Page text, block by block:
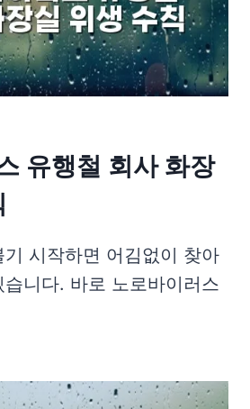
유행철 회사 화장
시작하면 어김없이 찾아
니다. 바로 노로바이러스